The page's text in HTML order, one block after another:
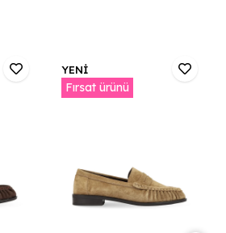
YENİ
Fırsat ürünü